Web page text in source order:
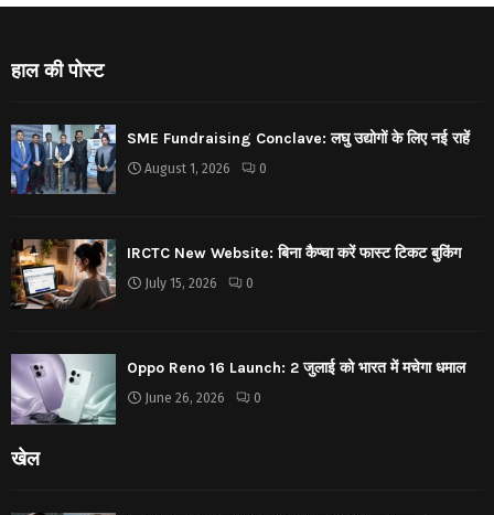
हाल की पोस्ट
SME Fundraising Conclave: लघु उद्योगों के लिए नई राहें
August 1, 2026 0
IRCTC New Website: बिना कैप्चा करें फास्ट टिकट बुकिंग
July 15, 2026 0
Oppo Reno 16 Launch: 2 जुलाई को भारत में मचेगा धमाल
June 26, 2026 0
खेल